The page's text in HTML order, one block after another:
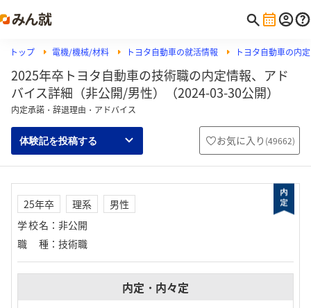
トップ 電機/機械/材料 トヨタ自動車の就活情報 トヨタ自動車の内
2025年卒トヨタ自動車の技術職の内定情報、アド
バイス詳細（非公開/男性）（2024-03-30公開）
内定承諾・辞退理由・アドバイス
体験記を投稿する お気に入り (49662)
25年卒 理系
男性
学校名 ： 非公開
職種 ： 技術職
内定・内々定